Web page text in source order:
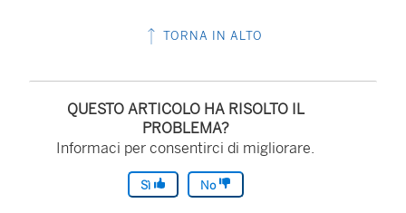
TORNA IN ALTO
QUESTO ARTICOLO HA RISOLTO IL
PROBLEMA?
Informaci per consentirci di migliorare.
Sì No